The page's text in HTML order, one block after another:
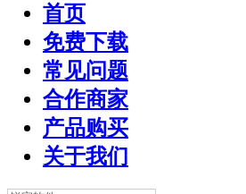
首页
免费下载
常见问题
合作商家
产品购买
关于我们